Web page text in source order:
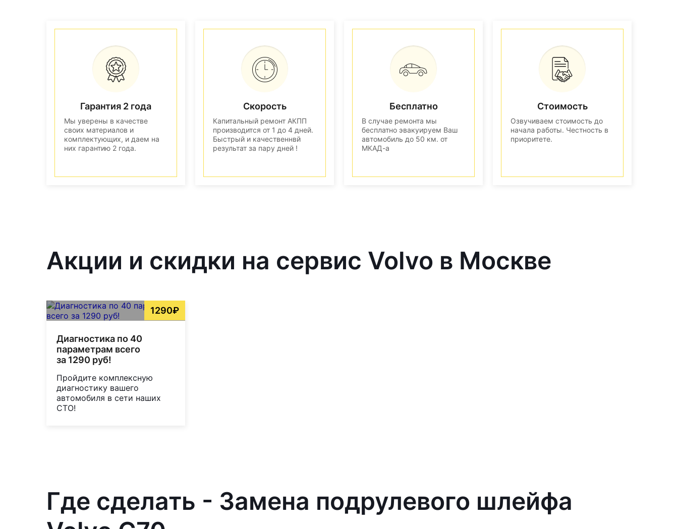
Гарантия 2 года
Мы уверены в качестве
своих материалов и
комплектующих, и даем на
них гарантию 2 года.
Скорость
Капитальный ремонт АКПП
производится от 1 до 4 дней.
Быстрый и качественнвй
результат за пару дней !
Бесплатно
В случае ремонта мы
бесплатно эвакуируем Ваш
автомобиль до 50 км. от
МКАД-а
Стоимость
Озвучиваем стоимость до
начала работы. Честность в
приоритете.
Акции и скидки на сервис Volvo в Москве
1290₽
Диагностика по 40
параметрам всего
за 1290 руб!
Пройдите комплексную
диагностику вашего
автомобиля в сети наших
СТО!
Где сделать - Замена подрулевого шлейфа